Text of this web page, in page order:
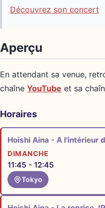
Découvrez son concert
Aperçu
En attendant sa venue,
chaîne YouTube et sa
Horaires
Hoishi Aina - A l'intérieur
DIMANCHE
11:45 - 12:45
Tokyo